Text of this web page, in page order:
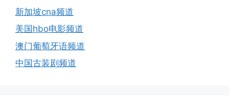
新加坡cna频道
美国hbo电影频道
澳门葡萄牙语频道
中国古装剧频道